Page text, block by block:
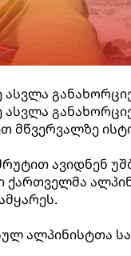
ასვლა
ასვლა
მწვერვალზე
ავიდნენ
ალპინისტთა